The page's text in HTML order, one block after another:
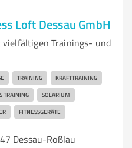
Loft Dessau GmbH
Trainings- und
TRAINING KRAFTTRAINING
TRAINING SOLARIUM
FITNESSGERÄTE
Dessau-Roßlau